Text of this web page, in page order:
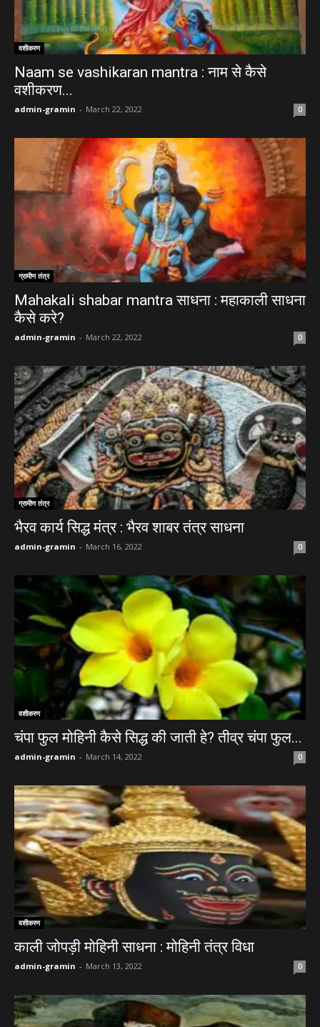
वशीकरण
Naam se vashikaran mantra : नाम से कैसे
वशीकरण...
admin-gramin - March 22, 2022 0
ग्रामीण तंत्र
Mahakali shabar mantra साधना : महाकाली साधना
कैसे करे?
admin-gramin - March 22, 2022 0
ग्रामीण तंत्र
भैरव कार्य सिद्ध मंत्र : भैरव शाबर तंत्र साधना
admin-gramin - March 16, 2022 0
वशीकरण
चंपा फुल मोहिनी कैसे सिद्ध की जाती हे? तीव्र चंपा फुल...
admin-gramin - March 14, 2022 0
वशीकरण
काली जोपड़ी मोहिनी साधना : मोहिनी तंत्र विधा
admin-gramin - March 13, 2022 0